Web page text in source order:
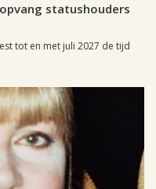
statushouders
tot en met juli 2027 de tijd